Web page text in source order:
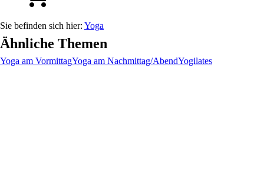
Yoga
Ähnliche Themen
Yoga am VormittagYoga am Nachmittag/AbendYogilates